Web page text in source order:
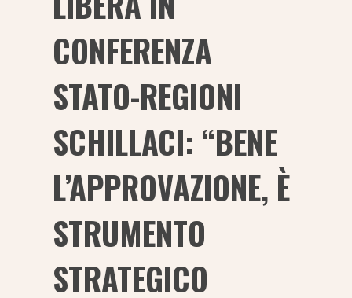
CONFERENZA
STATO-REGIONI
SCHILLACI: “BENE
L’APPROVAZIONE, È
STRUMENTO
STRATEGICO